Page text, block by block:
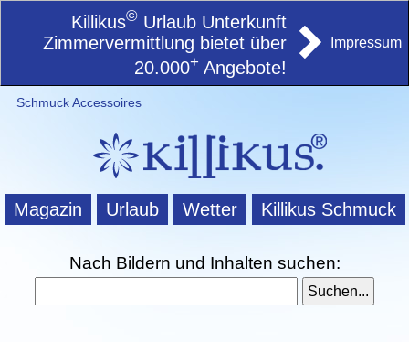
Killikus© Urlaub Unterkunft
Zimmervermittlung bietet über
20.000+ Angebote!
Impressum
Schmuck Accessoires
Magazin Urlaub Wetter Killikus Schmuck
Nach Bildern und Inhalten suchen: